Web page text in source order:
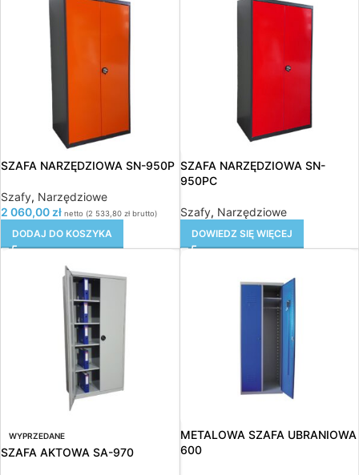
SZAFA NARZĘDZIOWA SN-950P
Szafy, Narzędziowe
2 060,00 zł netto (2 533,80 zł brutto)
DODAJ DO KOSZYKA
SZAFA NARZĘDZIOWA SN-
950PC
Szafy, Narzędziowe
DOWIEDZ SIĘ WIĘCEJ
WYPRZEDANE
SZAFA AKTOWA SA-970
METALOWA SZAFA UBRANIOWA
600